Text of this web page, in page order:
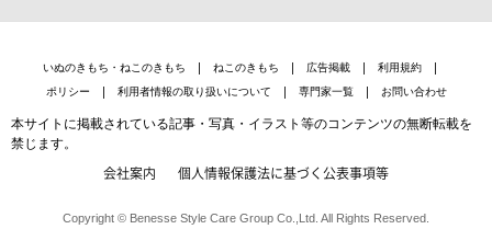
いぬのきもち・ねこのきもち ねこのきもち 広告掲載
利用規約
ポリシー
利用者情報の取り扱いについて 専門家一覧 お問い合わせ
本サイトに掲載されている記事・写真・イラスト等のコンテンツの無断転載を
禁じます。
会社案内 個人情報保護法に基づく公表事項等
Copyright © Benesse Style Care Group Co.,Ltd. All Rights Reserved.